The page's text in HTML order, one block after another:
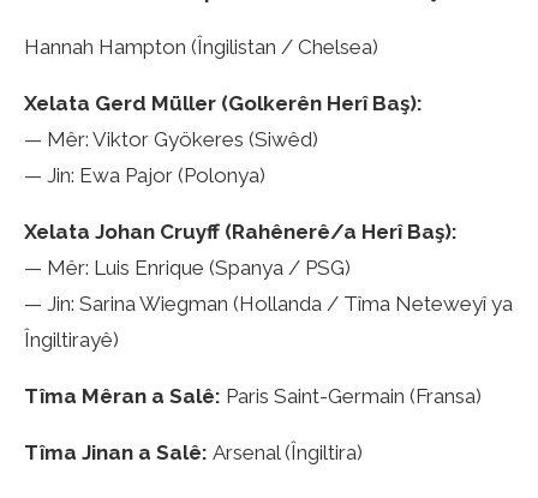
Hannah Hampton (Îngilistan / Chelsea)
Xelata Gerd Müller (Golkerên Herî Baş):
— Mêr: Viktor Gyökeres (Siwêd)
— Jin: Ewa Pajor (Polonya)
Xelata Johan Cruyff (Rahênerê/a Herî Baş):
— Mêr: Luis Enrique (Spanya / PSG)
— Jin: Sarina Wiegman (Hollanda / Tîma Neteweyî ya
Îngiltirayê)
Tîma Mêran a Salê: Paris Saint-Germain (Fransa)
Tîma Jinan a Salê: Arsenal (Îngiltira)